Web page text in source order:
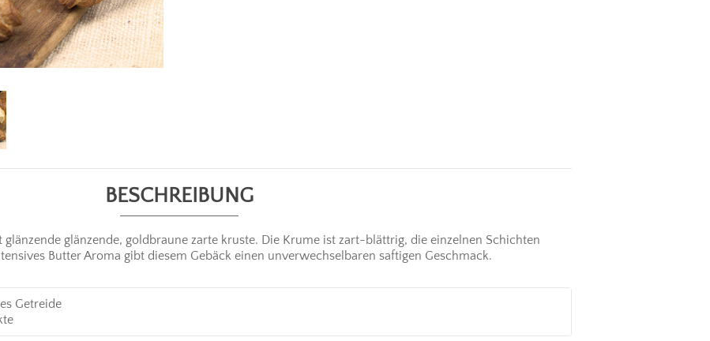
BESCHREIBUNG
glänzende, goldbraune zarte kruste. Die Krume ist zart-blättrig, die einzelnen Schichten
Butter Aroma gibt diesem Gebäck einen unverwechselbaren saftigen Geschmack.
Getreide